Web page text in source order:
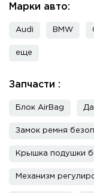
Марки авто:
Audi BMW
еще
Запчасти :
Блок AirBag
Замок ремня
Крышка подушки
Механизм